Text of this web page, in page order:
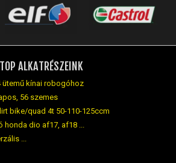
TOP ALKATRÉSZEINK
ütemű kínai robogóhoz
56 szemes
bike/quad 4t 50-110-125ccm
honda dio af17, af18 ...
...